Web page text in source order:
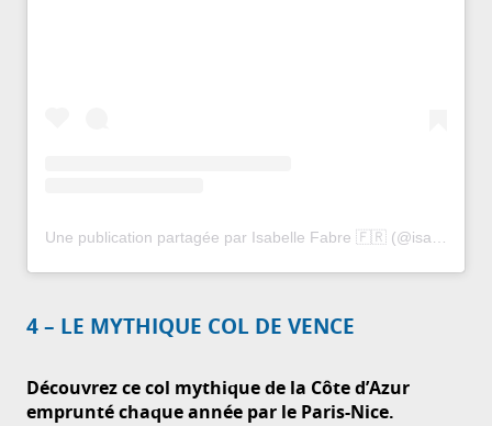
Une publication partagée par Isabelle Fabre 🇫🇷 (@isabelle.fabre)
4 – LE MYTHIQUE COL DE VENCE
Découvrez ce col mythique de la Côte d’Azur
emprunté chaque année par le Paris-Nice.